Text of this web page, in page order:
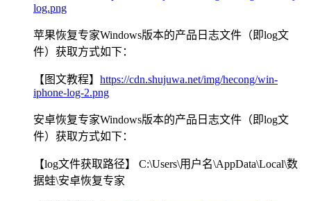
log.png
苹果恢复专家Windows版本的产品日志文件（即log文
件）获取方式如下：
【图文教程】 https://cdn.shujuwa.net/img/hecong/win-
iphone-log-2.png
安卓恢复专家Windows版本的产品日志文件（即log文
件）获取方式如下：
【log文件获取路径】 C:\Users\用户名\AppData\Local\数
据蛙\安卓恢复专家